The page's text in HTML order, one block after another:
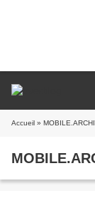
Accueil »